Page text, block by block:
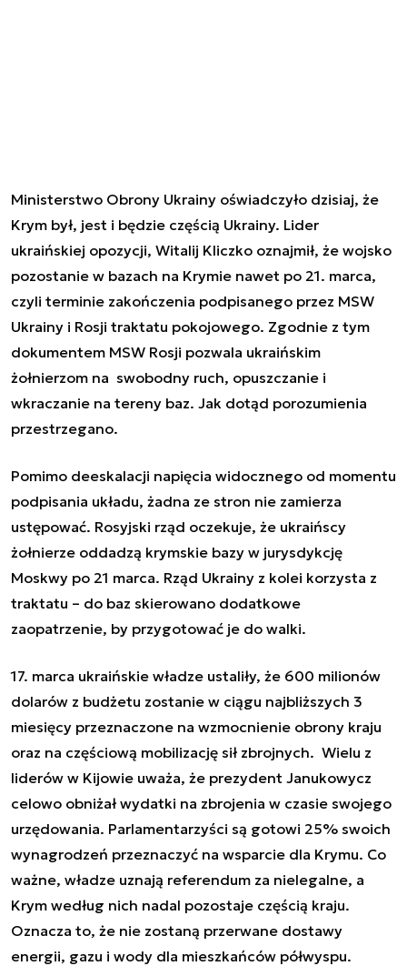
Ministerstwo Obrony Ukrainy oświadczyło dzisiaj, że
Krym był, jest i będzie częścią Ukrainy. Lider
ukraińskiej opozycji, Witalij Kliczko oznajmił, że wojsko
pozostanie w bazach na Krymie nawet po 21. marca,
czyli terminie zakończenia podpisanego przez MSW
Ukrainy i Rosji traktatu pokojowego. Zgodnie z tym
dokumentem MSW Rosji pozwala ukraińskim
żołnierzom na swobodny ruch, opuszczanie i
wkraczanie na tereny baz. Jak dotąd porozumienia
przestrzegano.
Pomimo deeskalacji napięcia widocznego od momentu
podpisania układu, żadna ze stron nie zamierza
ustępować. Rosyjski rząd oczekuje, że ukraińscy
żołnierze oddadzą krymskie bazy w jurysdykcję
Moskwy po 21 marca. Rząd Ukrainy z kolei korzysta z
traktatu – do baz skierowano dodatkowe
zaopatrzenie, by przygotować je do walki.
17. marca ukraińskie władze ustaliły, że 600 milionów
dolarów z budżetu zostanie w ciągu najbliższych 3
miesięcy przeznaczone na wzmocnienie obrony kraju
oraz na częściową mobilizację sił zbrojnych. Wielu z
liderów w Kijowie uważa, że prezydent Janukowycz
celowo obniżał wydatki na zbrojenia w czasie swojego
urzędowania. Parlamentarzyści są gotowi 25% swoich
wynagrodzeń przeznaczyć na wsparcie dla Krymu. Co
ważne, władze uznają referendum za nielegalne, a
Krym według nich nadal pozostaje częścią kraju.
Oznacza to, że nie zostaną przerwane dostawy
energii, gazu i wody dla mieszkańców półwyspu.